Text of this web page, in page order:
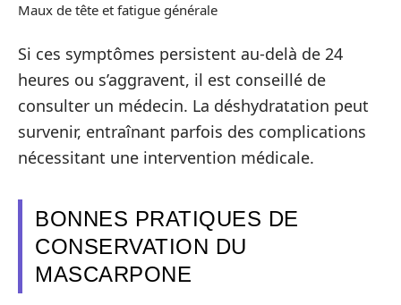
Maux de tête et fatigue générale
Si ces symptômes persistent au-delà de 24
heures ou s’aggravent, il est conseillé de
consulter un médecin. La déshydratation peut
survenir, entraînant parfois des complications
nécessitant une intervention médicale.
BONNES PRATIQUES DE
CONSERVATION DU
MASCARPONE